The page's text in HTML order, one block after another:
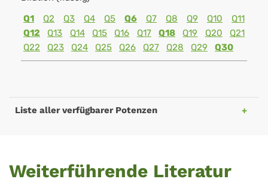
Q1
Q2 Q3 Q4 Q5 Q6 Q7 Q8 Q9 Q10
Q11
Q12
Q13 Q14 Q15 Q16 Q17 Q18 Q19 Q20
Q21
Q22
Q23 Q24 Q25 Q26 Q27 Q28 Q29 Q30
Liste aller verfügbarer Potenzen
Weiterführende Literatur